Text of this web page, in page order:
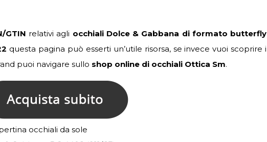
GTIN relativi agli occhiali Dolce & Gabbana di formato butterfly
questa pagina può esserti un’utile risorsa, se invece vuoi scoprire i
puoi navigare sullo shop online di occhiali Ottica Sm.
occhiali da sole